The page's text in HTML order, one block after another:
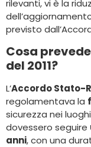
rilevanti, vi è la
previsto
Cosa
del 2011?
L’Accordo Stato-
regolamentava la
sicurezza nei
dovessero seguire
anni, con una